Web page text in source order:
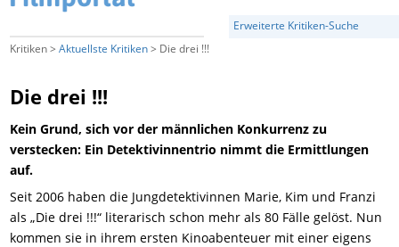
Erweiterte Kritiken-Suche
Kritiken >Aktuellste Kritiken> Die drei !!!
Die drei !!!
Kein Grund, sich vor der männlichen Konkurrenz zu
verstecken: Ein Detektivinnentrio nimmt die Ermittlungen
auf.
Seit 2006 haben die Jungdetektivinnen Marie, Kim und Franzi
als „Die drei !!!“ literarisch schon mehr als 80 Fälle gelöst. Nun
kommen sie in ihrem ersten Kinoabenteuer mit einer eigens